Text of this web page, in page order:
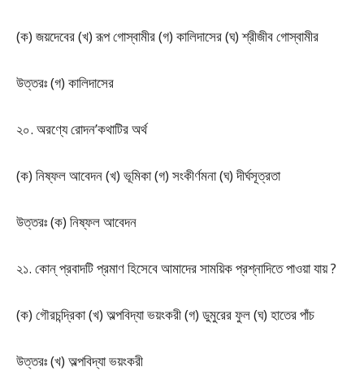
(ক) জয়দেবের (খ) রূপ গোস্বামীর (গ) কালিদাসের (ঘ) শ্রীজীব গোস্বামীর
উত্তরঃ (গ) কালিদাসের
২০. অরণ্যে রোদন’কথাটির অর্থ
(ক) নিষ্ফল আবেদন (খ) ভূমিকা (গ) সংকীর্ণমনা (ঘ) দীর্ঘসূত্রতা
উত্তরঃ (ক) নিষ্ফল আবেদন
২১. কোন্ প্রবাদটি প্রমাণ হিসেবে আমাদের সাময়িক প্রশ্নাদিতে পাওয়া যায় ?
(ক) গৌরচন্দ্রিকা (খ) অল্পবিদ্যা ভয়ংকরী (গ) ডুমুরের ফুল (ঘ) হাতের পাঁচ
উত্তরঃ (খ) অল্পবিদ্যা ভয়ংকরী